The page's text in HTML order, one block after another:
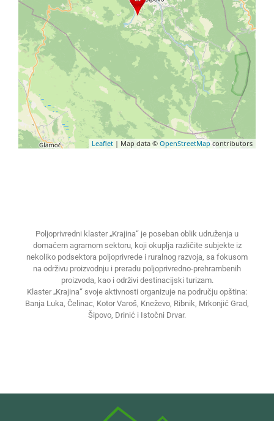
Leaflet | Map data © OpenStreetMapcontributors
Poljoprivredni klaster „Krajina“ je poseban oblik udruženja u
domaćem agrarnom sektoru, koji okuplja različite subjekte iz
nekoliko podsektora poljoprivrede i ruralnog razvoja, sa fokusom
na održivu proizvodnju i preradu poljoprivredno-prehrambenih
proizvoda, kao i održivi destinacijski turizam.
Klaster „Krajina“ svoje aktivnosti organizuje na području opština:
Banja Luka, Čelinac, Kotor Varoš, Kneževo, Ribnik, Mrkonjić Grad,
Šipovo, Drinić i Istočni Drvar.